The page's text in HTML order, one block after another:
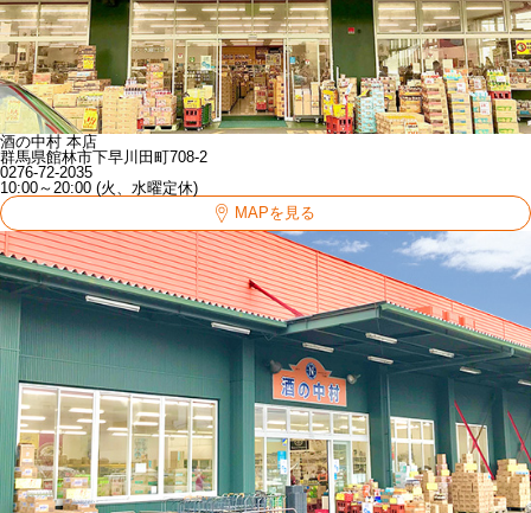
酒の中村 本店
群馬県館林市下早川田町708-2
0276-72-2035
10:00～20:00 (火、水曜定休)
MAPを見る